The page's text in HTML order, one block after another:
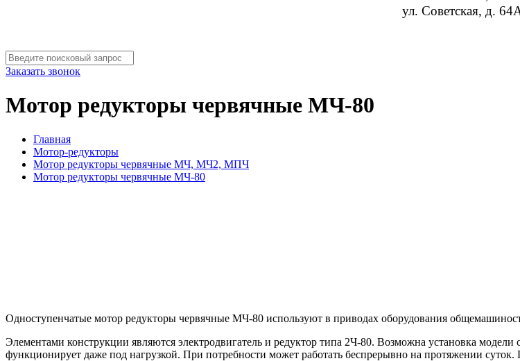
ул. Советская, д.
Заказать звонок
Мотор редукторы червячные МЧ-80
Главная
Мотор-редукторы
Мотор редукторы червячные МЧ, МЧ2, МПЧ
Мотор редукторы червячные МЧ-80
Одноступенчатые мотор редукторы червячные МЧ-80 используют в приводах оборудования
Элементами конструкции являются электродвигатель и редуктор типа 2Ч-80. Возможна установка
функционирует даже под нагрузкой. При потребности может работать беспрерывно на протяжении суток.